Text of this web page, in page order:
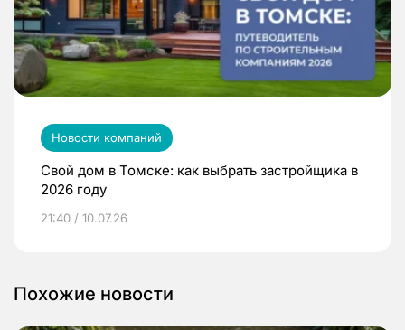
Новости компаний
Свой дом в Томске: как выбрать застройщика в
2026 году
21:40 / 10.07.26
Похожие новости